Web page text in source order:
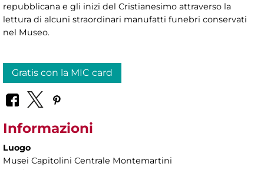
repubblicana e gli inizi del Cristianesimo attraverso la
lettura di alcuni straordinari manufatti funebri conservati
nel Museo.
Gratis con la MIC card
Informazioni
Luogo
Musei Capitolini Centrale Montemartini